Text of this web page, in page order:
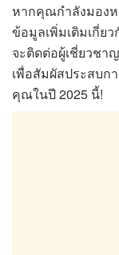
หากคุณกำลังมองห
ข้อมูลเพิ่มเติมเกี่ย
จะติดต่อผู้เชี่ยวชา
เพื่อสัมผัสประสบก
คุณในปี 2025 นี้!